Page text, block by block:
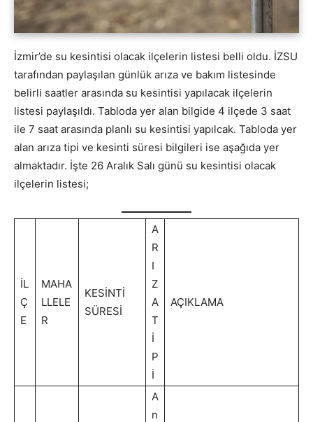
İzmir’de su kesintisi olacak ilçelerin listesi belli oldu. İZSU
tarafından paylaşılan günlük arıza ve bakım listesinde
belirli saatler arasında su kesintisi yapılacak ilçelerin
listesi paylaşıldı. Tabloda yer alan bilgide 4 ilçede 3 saat
ile 7 saat arasında planlı su kesintisi yapılcak. Tabloda yer
alan arıza tipi ve kesinti süresi bilgileri ise aşağıda yer
almaktadır. İşte 26 Aralık Salı günü su kesintisi olacak
ilçelerin listesi;
İL
Ç
E
MAHA
LLELE
R
KESİNTİ
SÜRESİ
A
R
I
Z
A
T
İ
P
İ
AÇIKLAMA
A
n